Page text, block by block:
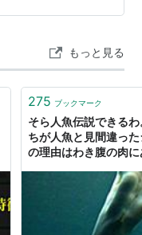
もっと見る
275 ブックマーク
そら人魚伝説できる
ちが人魚と見間違っ
の理由はわき腹の肉